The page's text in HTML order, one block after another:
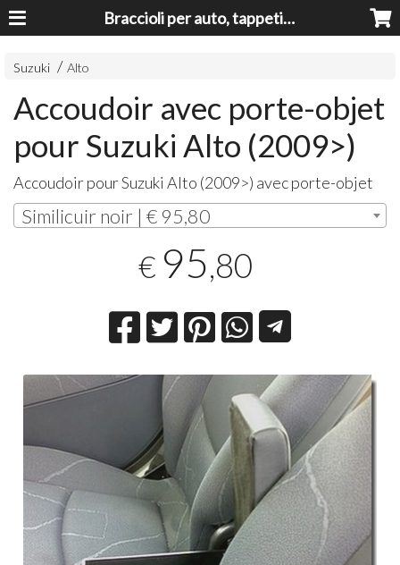
Braccioli per auto, tappeti auto, accessori auto MADE IN ITALY - Armrests, Mittelarmlehnen, Accoundoirs
Suzuki Alto
Accoudoir avec porte-objet
pour Suzuki Alto (2009>)
Accoudoir pour Suzuki Alto (2009>) avec porte-objet
Similicuir noir | € 95,80
€ 95,80